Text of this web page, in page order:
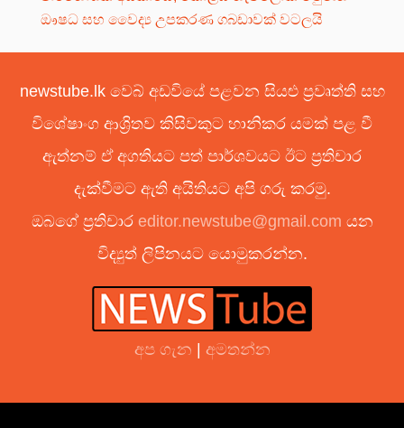
ඖෂධ සහ වෛද්‍ය උපකරණ ගබඩාවක් වටලයි
newstube.lk වෙබ් අඩවියේ පළවන සියළු ප්‍රවෘත්ති සහ
විශේෂාංග ආශ්‍රිතව කිසිවකුට හානිකර යමක් පළ වී
ඇත්නම් ඒ අගතියට පත් පාර්ශවයට ඊට ප්‍රතිචාර
දැක්වීමට ඇති අයිතියට අපි ගරු කරමු.
ඔබගේ ප්‍රතිචාර editor.newstube@gmail.com යන
විද්‍යුත් ලිපිනයට යොමුකරන්න.
අප ගැන අමතන්න